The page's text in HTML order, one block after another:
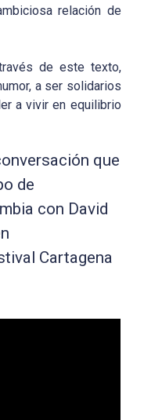
relación de
de este texto,
a ser solidarios
a vivir en equilibrio
que
de
con David
Cartagena